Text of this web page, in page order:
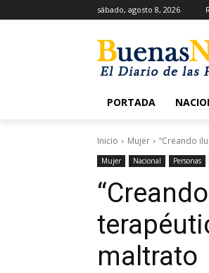
sábado, agosto 8, 2026
PORTADA
Inicio Mujer “Creando
Mujer Nacional Personas
maltrato